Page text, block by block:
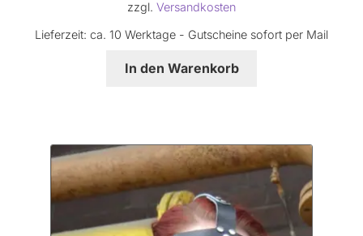
zzgl. Versandkosten
Lieferzeit: ca. 10 Werktage - Gutscheine sofort per Mail
In den Warenkorb